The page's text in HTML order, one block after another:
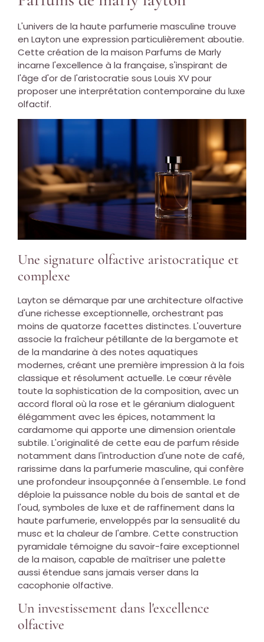
L'univers de la haute parfumerie masculine trouve
en Layton une expression particulièrement aboutie.
Cette création de la maison Parfums de Marly
incarne l'excellence à la française, s'inspirant de
l'âge d'or de l'aristocratie sous Louis XV pour
proposer une interprétation contemporaine du luxe
olfactif.
Une signature olfactive aristocratique et
complexe
Layton se démarque par une architecture olfactive
d'une richesse exceptionnelle, orchestrant pas
moins de quatorze facettes distinctes. L'ouverture
associe la fraîcheur pétillante de la bergamote et
de la mandarine à des notes aquatiques
modernes, créant une première impression à la fois
classique et résolument actuelle. Le cœur révèle
toute la sophistication de la composition, avec un
accord floral où la rose et le géranium dialoguent
élégamment avec les épices, notamment la
cardamome qui apporte une dimension orientale
subtile. L'originalité de cette eau de parfum réside
notamment dans l'introduction d'une note de café,
rarissime dans la parfumerie masculine, qui confère
une profondeur insoupçonnée à l'ensemble. Le fond
déploie la puissance noble du bois de santal et de
l'oud, symboles de luxe et de raffinement dans la
haute parfumerie, enveloppés par la sensualité du
musc et la chaleur de l'ambre. Cette construction
pyramidale témoigne du savoir-faire exceptionnel
de la maison, capable de maîtriser une palette
aussi étendue sans jamais verser dans la
cacophonie olfactive.
Un investissement dans l'excellence
olfactive